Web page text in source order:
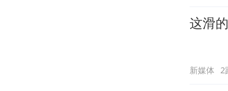
这滑
新媒体 2